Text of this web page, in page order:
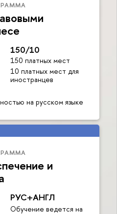
150/10
150 платных мест
10 платных мест для
иностранцев
на русском языке
и
РУС+АНГЛ
Обучение ведется на